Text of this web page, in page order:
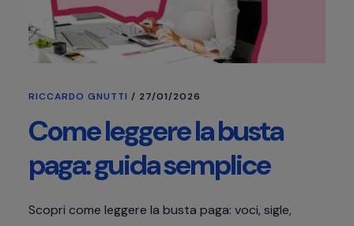
RICCARDO GNUTTI / 27/01/2026
Come leggere la busta
paga: guida semplice
Scopri come leggere la busta paga: voci, sigle,